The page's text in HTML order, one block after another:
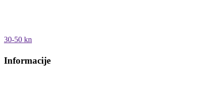
30-50 kn
Informacije